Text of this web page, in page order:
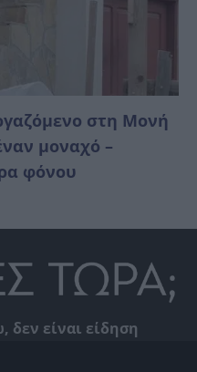
στη Μονή
μοναχό –
φόνου
δεν είναι είδηση